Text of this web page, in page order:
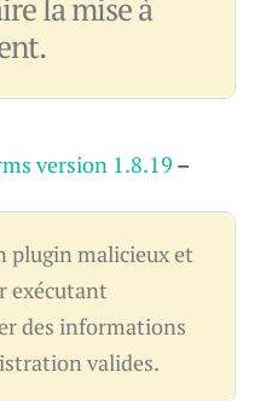
la mise à
version 1.8.19 –
plugin malicieux et
exécutant
des informations
valides.